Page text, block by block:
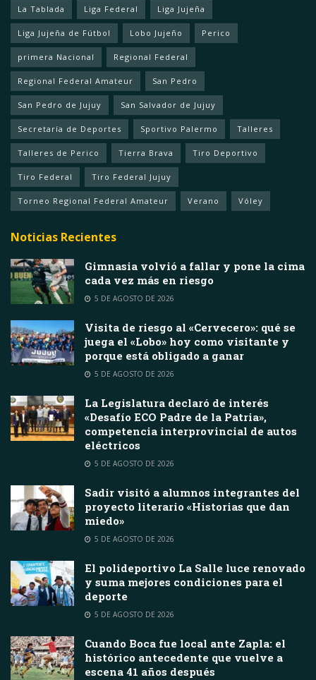
La Tablada Liga Federal Liga Jujeña
Liga Jujeña de Fútbol Lobo Jujeño Perico
primera Nacional Regional Federal
Regional Federal Amateur San Pedro
San Pedro de Jujuy San Salvador de Jujuy
Secretaría de Deportes Sportivo Palermo Talleres
Talleres de Perico Tierra Brava Tiro Deportivo
Tiro Federal Tiro Federal Jujuy
Torneo Regional Federal Amateur Verano Vóley
Noticias Recientes
Gimnasia volvió a fallar y pone la cima
cada vez más en riesgo
5 DE AGOSTO DE 2026
Visita de riesgo al «Cervecero»: qué se
juega el «Lobo» hoy como visitante y
porque está obligado a ganar
5 DE AGOSTO DE 2026
La Legislatura declaró de interés
«Desafío ECO Padre de la Patria»,
competencia interprovincial de autos
eléctricos
5 DE AGOSTO DE 2026
Sadir visitó a alumnos integrantes del
proyecto literario «Historias que dan
miedo»
5 DE AGOSTO DE 2026
El polideportivo La Salle luce renovado
y suma mejores condiciones para el
deporte
5 DE AGOSTO DE 2026
Cuando Boca fue local ante Zapla: el
histórico antecedente que vuelve a
escena 41 años después